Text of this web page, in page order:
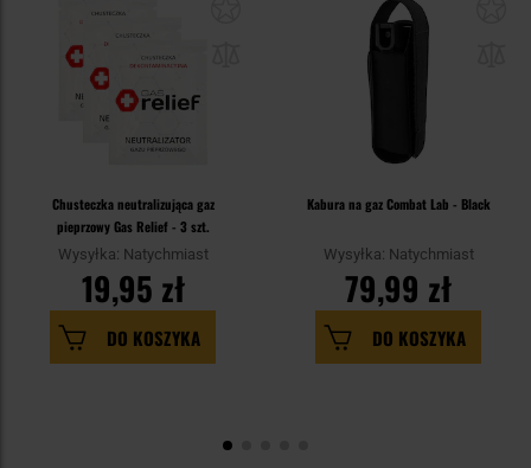
Chusteczka neutralizująca gaz
pieprzowy Gas Relief - 3 szt.
Wysyłka: Natychmiast
19,95 zł
DO KOSZYKA
Kabura na gaz Combat Lab - Black
Wysyłka: Natychmiast
79,99 zł
DO KOSZYKA